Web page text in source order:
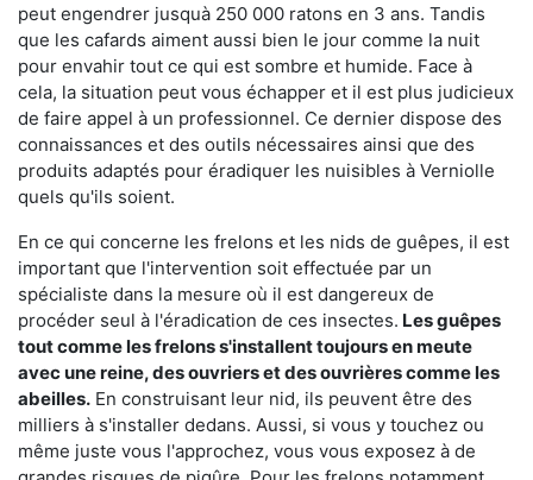
peut engendrer jusquà 250 000 ratons en 3 ans. Tandis
que les cafards aiment aussi bien le jour comme la nuit
pour envahir tout ce qui est sombre et humide. Face à
cela, la situation peut vous échapper et il est plus judicieux
de faire appel à un professionnel. Ce dernier dispose des
connaissances et des outils nécessaires ainsi que des
produits adaptés pour éradiquer les nuisibles à Verniolle
quels qu'ils soient.
En ce qui concerne les frelons et les nids de guêpes, il est
important que l'intervention soit effectuée par un
spécialiste dans la mesure où il est dangereux de
procéder seul à l'éradication de ces insectes. Les guêpes
tout comme les frelons s'installent toujours en meute
avec une reine, des ouvriers et des ouvrières comme les
abeilles. En construisant leur nid, ils peuvent être des
milliers à s'installer dedans. Aussi, si vous y touchez ou
même juste vous l'approchez, vous vous exposez à de